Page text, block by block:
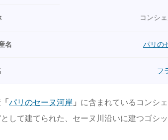
コンシ
名 パリの
フ
「 パリのセーヌ河岸 」 に含まれているコンシ
して建てられた、セーヌ川沿いに建つゴシ